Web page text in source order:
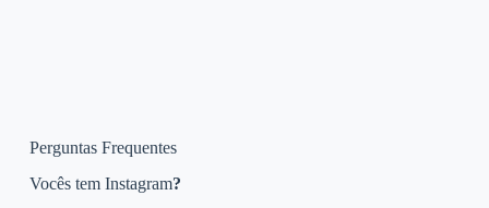
Perguntas Frequentes
Vocês tem Instagram?